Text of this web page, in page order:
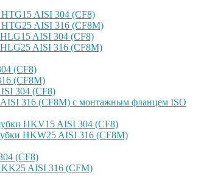
AISI 304 (CF8)
AISI 316 (CF8M)
AISI 304 (CF8)
AISI 316 (CF8M)
(CF8)
(CF8M)
304 (CF8)
316 (CF8M) с монтажным фланцем ISO
HKV15 AISI 304 (CF8)
HKW25 AISI 316 (CF8M)
(CF8)
AISI 316 (CFM)